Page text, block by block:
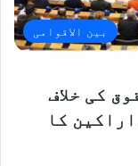
بین الاقوامی
کی خلاف
کا